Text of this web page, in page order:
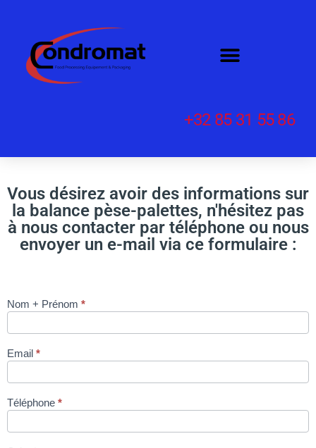
+32 85 31 55 86
Vous désirez avoir des informations sur
la balance pèse-palettes, n'hésitez pas
à nous contacter par téléphone ou nous
envoyer un e-mail via ce formulaire :
BALANCE
condromat.be
Nom + Prénom *
Email *
Téléphone *